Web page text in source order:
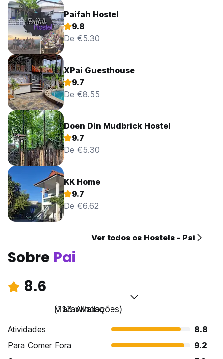
Paifah Hostel
9.8
De €5.30
XPai Guesthouse
9.7
De €8.55
Doen Din Mudbrick Hostel
9.7
De €5.30
KK Home
9.7
De €6.62
Ver todos os Hostels - Pai
Sobre Pai
8.6
Maravilhoso
(113 Avaliações)
Atividades
8.8
Para Comer Fora
9.2